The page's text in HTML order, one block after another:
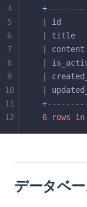
+
| id
| title
|
|
|
|
+
6
rows in
4
5
6
7
8
9
10
11
12
データベ